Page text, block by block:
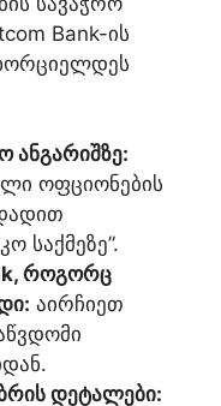
Bank-ის
ანგარიშზე:
ოფციონების
საქმეზე”.
როგორც
აირჩიეთ
დეტალები: